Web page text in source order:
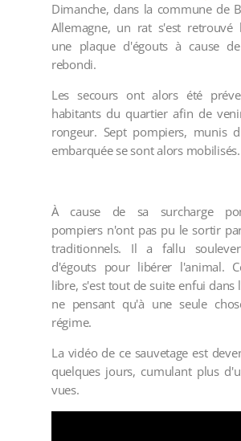
Dimanche, dans la commune de
Allemagne, un rat s'est retrouvé
une plaque d'égouts à cause
rebondi.
Les secours ont alors été
habitants du quartier afin de
rongeur. Sept pompiers, munis
embarquée se sont alors mobilisés.
À cause de sa surcharge
pompiers n'ont pas pu le sortir
traditionnels. Il a fallu
d'égouts pour libérer l'animal.
libre, s'est tout de suite enfui dans
ne pensant qu'à une seule
régime.
La vidéo de ce sauvetage est
quelques jours, cumulant plus
vues.